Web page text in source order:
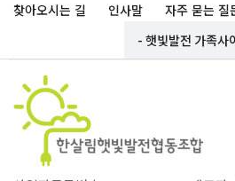
찾아오시는 길 인사말 자주 묻는 질